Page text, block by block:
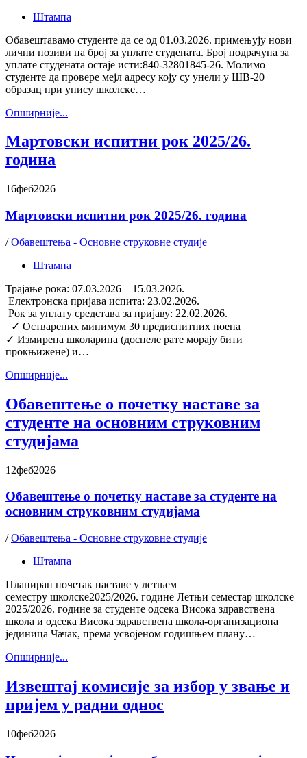
Штампа
Обавештавамо студенте да се од 01.03.2026. примењују нови
лични позиви на број за уплате студената. Број подрачуна за
уплате студената остаје исти:840-32801845-26. Молимо
студенте да провере мејл адресу коју су унели у ШВ-20
образац при упису школске…
Oпширније...
Мартовски испитни рок 2025/26.
година
16феб2026
Мартовски испитни рок 2025/26. година
/Обавештења - Основне струковне студије
Штампа
Трајање рока: 07.03.2026 – 15.03.2026.
Електронска пријава испита: 23.02.2026.
Рок за уплату средстава за пријаву: 22.02.2026.
✓ Остварених минимум 30 предиспитних поена
✓ Измирена школарина (доспеле рате морају бити
прокњижене) и…
Oпширније...
Обавештење о почетку наставе за
студенте на основним струковним
студијама
12феб2026
Обавештење о почетку наставе за студенте на
основним струковним студијама
/Обавештења - Основне струковне студије
Штампа
Планиран почетак наставе у летњем
семестру школске2025/2026. године Летњи семестар школске
2025/2026. године за студенте одсека Висока здравствена
школа и одсека Висока здравствена школа-организациона
јединица Чачак, према усвојеном годишњем плану…
Oпширније...
Извештај комисије за избор у звање и
пријем у радни однос
10феб2026